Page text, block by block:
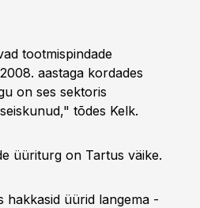
tootmispindade
aastaga kordades
on ses sektoris
tõdes Kelk.
üüriturg on Tartus väike.
hakkasid üürid langema -